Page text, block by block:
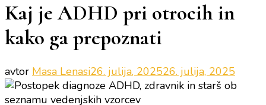
Kaj je ADHD pri otrocih in
kako ga prepoznati
avtor Masa Lenasi26. julija, 202526. julija, 2025